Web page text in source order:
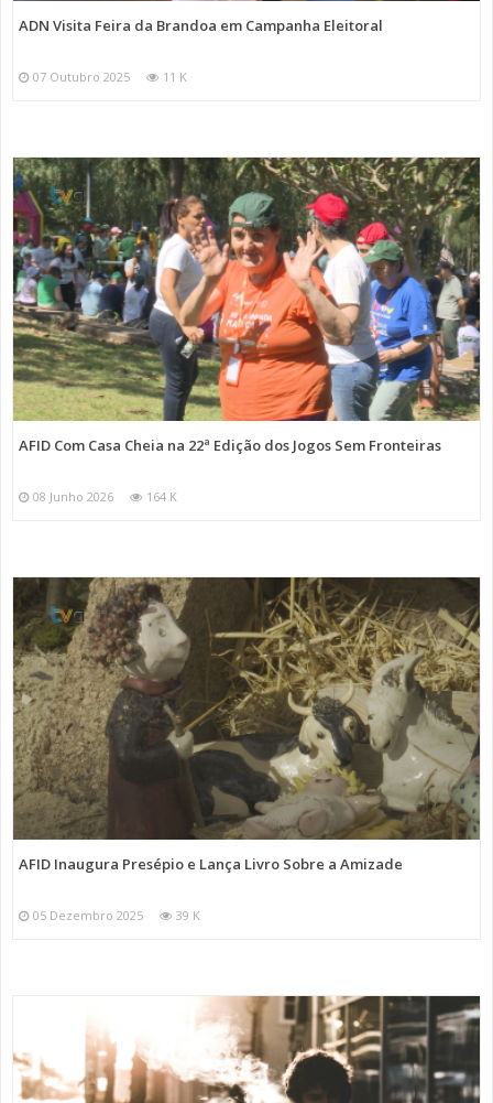
ADN Visita Feira da Brandoa em Campanha Eleitoral
07 Outubro 2025 11 K
AFID Com Casa Cheia na 22ª Edição dos Jogos Sem Fronteiras
08 Junho 2026 164 K
AFID Inaugura Presépio e Lança Livro Sobre a Amizade
05 Dezembro 2025 39 K